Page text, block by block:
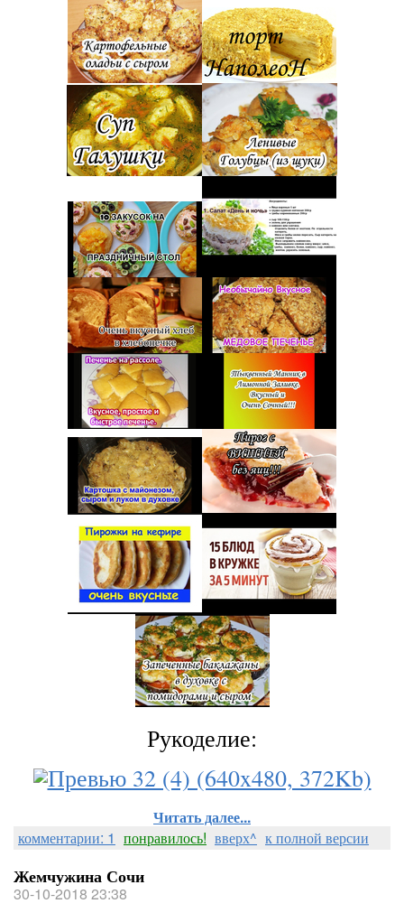
Рукоделие:
Читать далее...
комментарии: 1 понравилось! вверх^ к полной версии
Жемчужина Сочи
30-10-2018 23:38